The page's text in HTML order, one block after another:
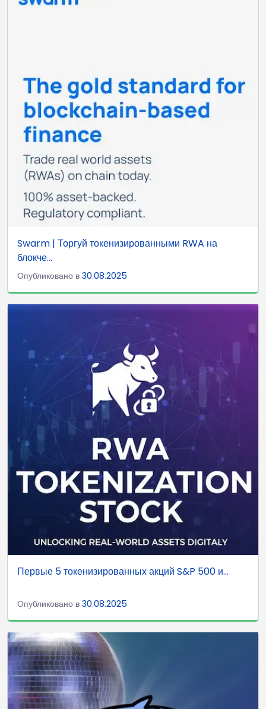
Swarm | Торгуй токенизированными RWA на
блокче...
Опубликовано в 30.08.2025
Первые 5 токенизированных акций S&P 500 и...
Опубликовано в 30.08.2025